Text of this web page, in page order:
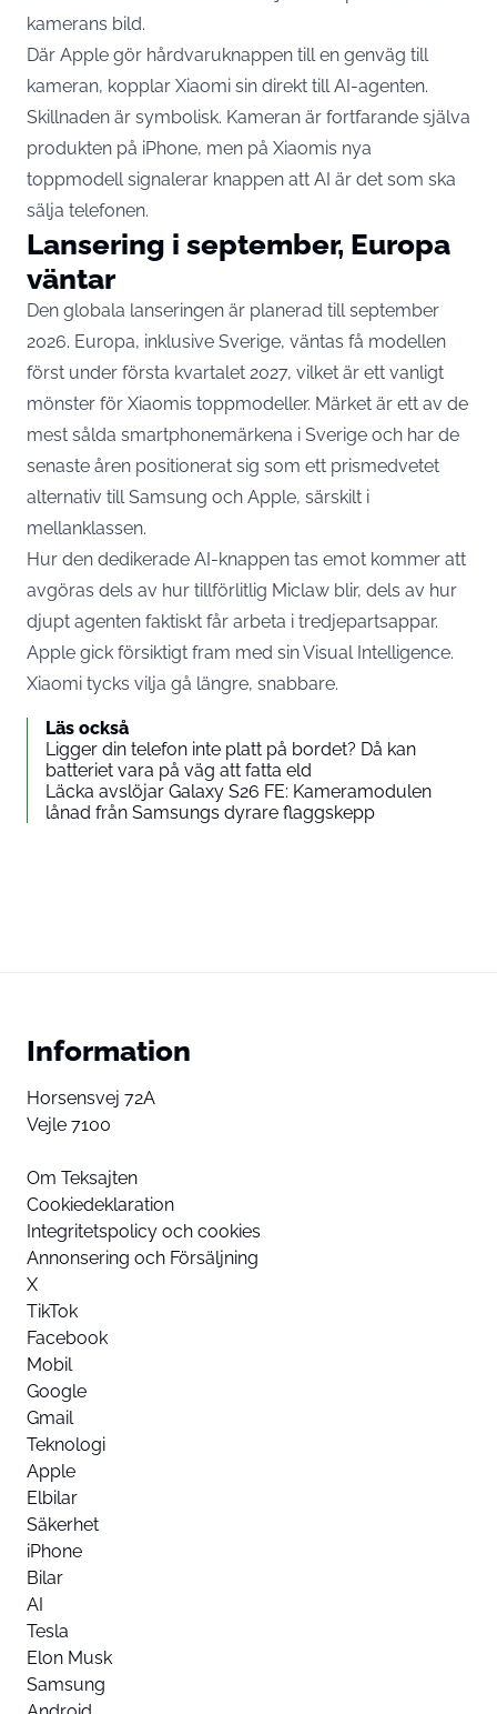
kamerans bild.
Där Apple gör hårdvaruknappen till en genväg till
kameran, kopplar Xiaomi sin direkt till AI-agenten.
Skillnaden är symbolisk. Kameran är fortfarande själva
produkten på iPhone, men på Xiaomis nya
toppmodell signalerar knappen att AI är det som ska
sälja telefonen.
Lansering i september, Europa
väntar
Den globala lanseringen är planerad till september
2026. Europa, inklusive Sverige, väntas få modellen
först under första kvartalet 2027, vilket är ett vanligt
mönster för Xiaomis toppmodeller. Märket är ett av de
mest sålda smartphonemärkena i Sverige och har de
senaste åren positionerat sig som ett prismedvetet
alternativ till Samsung och Apple, särskilt i
mellanklassen.
Hur den dedikerade AI-knappen tas emot kommer att
avgöras dels av hur tillförlitlig Miclaw blir, dels av hur
djupt agenten faktiskt får arbeta i tredjepartsappar.
Apple gick försiktigt fram med sin Visual Intelligence.
Xiaomi tycks vilja gå längre, snabbare.
Läs också
Ligger din telefon inte platt på bordet? Då kan
batteriet vara på väg att fatta eld
Läcka avslöjar Galaxy S26 FE: Kameramodulen
lånad från Samsungs dyrare flaggskepp
Information
Horsensvej 72A
Vejle 7100
Om Teksajten
Cookiedeklaration
Integritetspolicy och cookies
Annonsering och Försäljning
X
TikTok
Facebook
Mobil
Google
Gmail
Teknologi
Apple
Elbilar
Säkerhet
iPhone
Bilar
AI
Tesla
Elon Musk
Samsung